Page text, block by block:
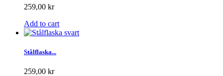
259,00 kr
Add to cart
Stålflaska...
259,00 kr